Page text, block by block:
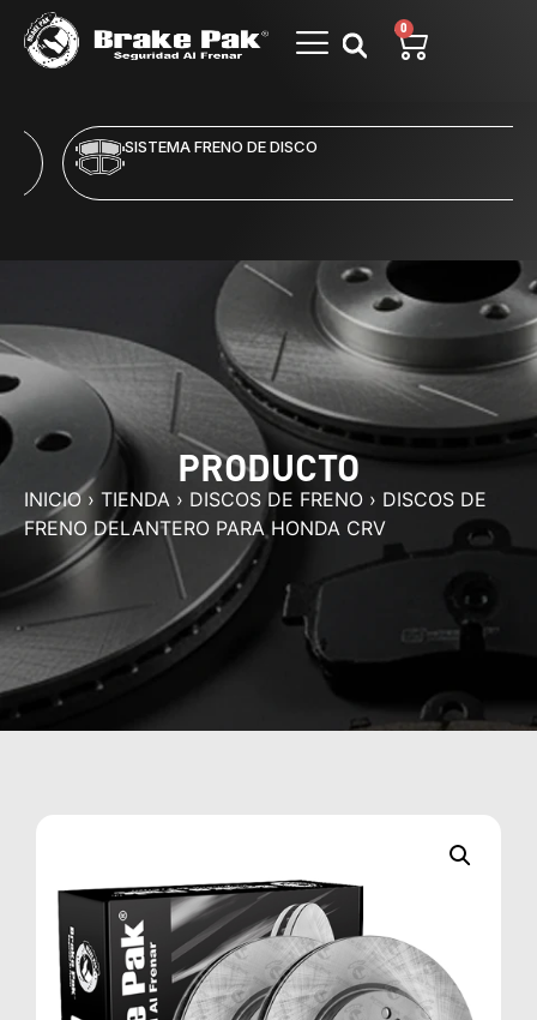
0
SISTEMA FRENO DE DISCO
PRODUCTO
INICIO› TIENDA › DISCOS DE FRENO › DISCOS DE
FRENO DELANTERO PARA HONDA CRV